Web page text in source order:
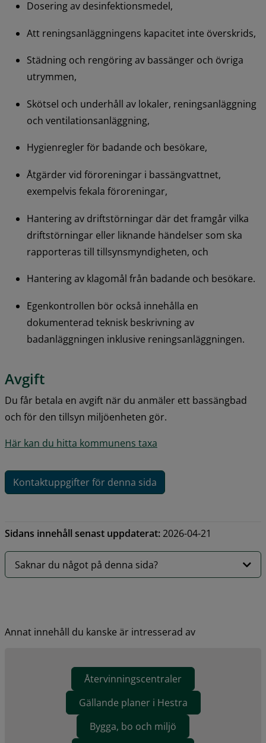
Dosering av desinfektionsmedel,
Att reningsanläggningens kapacitet inte överskrids,
Städning och rengöring av bassänger och övriga
utrymmen,
Skötsel och underhåll av lokaler, reningsanläggning
och ventilationsanläggning,
Hygienregler för badande och besökare,
Åtgärder vid föroreningar i bassängvattnet,
exempelvis fekala föroreningar,
Hantering av driftstörningar där det framgår vilka
driftstörningar eller liknande händelser som ska
rapporteras till tillsynsmyndigheten, och
Hantering av klagomål från badande och besökare.
Egenkontrollen bör också innehålla en
dokumenterad teknisk beskrivning av
badanläggningen inklusive reningsanläggningen.
Avgift
Du får betala en avgift när du anmäler ett bassängbad
och för den tillsyn miljöenheten gör.
Här kan du hitta kommunens taxa
Kontaktuppgifter för denna sida
Sidans innehåll senast uppdaterat:2026-04-21
Saknar du något på denna sida?
Annat innehåll du kanske är intresserad av
Återvinningscentraler
Gällande planer i Hestra
Bygga, bo och miljö